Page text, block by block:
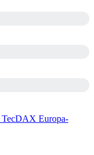
TecDAX Europa-